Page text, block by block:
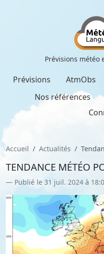
Prévisions météo
Prévisions AtmObs
Nos références
Accueil Actualités
TENDANCE MÉTÉO
Publié le 31 juil. 2024 à